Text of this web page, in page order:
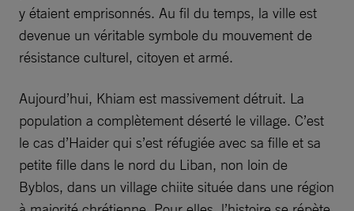
y étaient emprisonnés. Au fil du temps, la ville est
devenue un véritable symbole du mouvement de
résistance culturel, citoyen et armé.
Aujourd’hui, Khiam est massivement détruit. La
population a complètement déserté le village. C’est
le cas d’Haider qui s’est réfugiée avec sa fille et sa
petite fille dans le nord du Liban, non loin de
Byblos, dans un village chiite située dans une région